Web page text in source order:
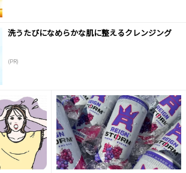
洗うたびになめらかな肌に整えるクレンジング
(PR)